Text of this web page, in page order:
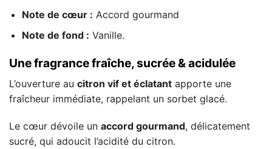
Note de cœur : Accord gourmand
Note de fond : Vanille.
Une fragrance fraîche, sucrée & acidulée
L’ouverture au citron vif et éclatant apporte une
fraîcheur immédiate, rappelant un sorbet glacé.
Le cœur dévoile un accord gourmand, délicatement
sucré, qui adoucit l’acidité du citron.